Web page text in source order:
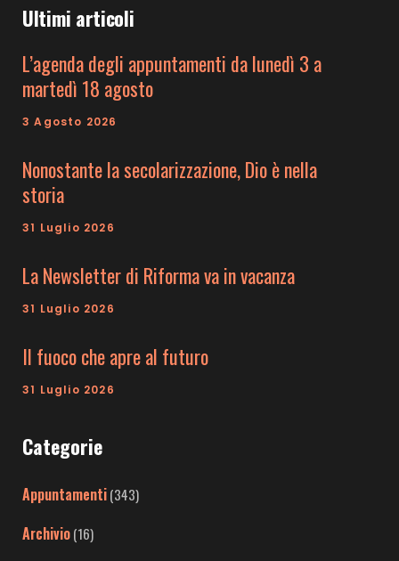
Ultimi articoli
L’agenda degli appuntamenti da lunedì 3 a
martedì 18 agosto
3 Agosto 2026
Nonostante la secolarizzazione, Dio è nella
storia
31 Luglio 2026
La Newsletter di Riforma va in vacanza
31 Luglio 2026
Il fuoco che apre al futuro
31 Luglio 2026
Categorie
Appuntamenti(343)
Archivio(16)